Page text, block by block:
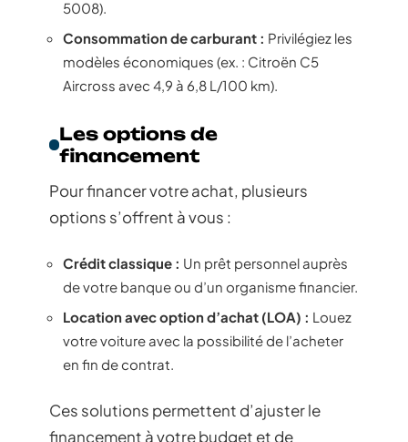
technique, garantissant son état de
fonctionnement.
Historique du véhicule :Vérifiez les
précédentes utilisations, les éventuels
Volume de coffre : Pour une voiture familiale,
volumes selon les modèles (ex. : 834 L pour le
Volkswagen Touran, 780 L pour le Peugeot
Consommation de carburant :Privilégiez les
modèles économiques (ex. : Citroën C5
Aircross avec 4,9 à 6,8 L/100 km).
Les options de
Pour financer votre achat, plusieurs